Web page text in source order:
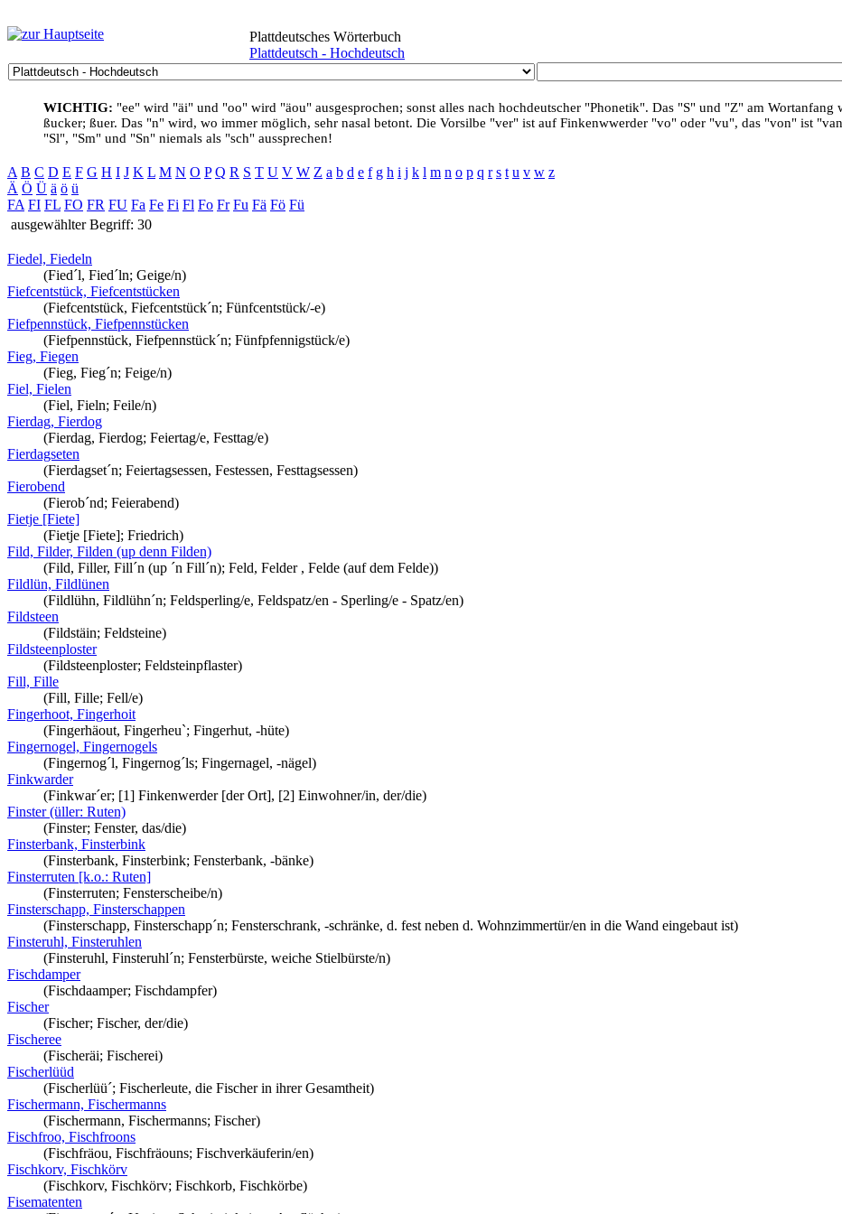
Plattdeutsches Wörterbuch
Plattdeutsch - Hochdeutsch
WICHTIG: "ee" wird "äi" und "oo" wird "äou" ausgesprochen; sonst alles nach hochdeutscher "Phonetik". Das "S" und "Z" am Wortanfang
ßucker; ßuer. Das "n" wird, wo immer möglich, sehr nasal betont. Die Vorsilbe "ver" ist auf Finkenwwerder "vo" oder "vu", das "von" ist
"Sl", "Sm" und "Sn" niemals als "sch" aussprechen!
A B C D E F G H I J K L M N O P Q R S T U V W Z a b d e f g h i j k l m n o p q r s t u v w z
Ä Ö Ü ä ö ü
FA FI FL FO FR FU Fa Fe Fi Fl Fo Fr Fu Fä Fö Fü
ausgewählter Begriff: 30
Fiedel, Fiedeln
(Fied´l, Fied´ln; Geige/n)
Fiefcentstück, Fiefcentstücken
(Fiefcentstück, Fiefcentstück´n; Fünfcentstück/-e)
Fiefpennstück, Fiefpennstücken
(Fiefpennstück, Fiefpennstück´n; Fünfpfennigstück/e)
Fieg, Fiegen
(Fieg, Fieg´n; Feige/n)
Fiel, Fielen
(Fiel, Fieln; Feile/n)
Fierdag, Fierdog
(Fierdag, Fierdog; Feiertag/e, Festtag/e)
Fierdagseten
(Fierdagset´n; Feiertagsessen, Festessen, Festtagsessen)
Fierobend
(Fierob´nd; Feierabend)
Fietje [Fiete]
(Fietje [Fiete]; Friedrich)
Fild, Filder, Filden (up denn Filden)
(Fild, Filler, Fill´n (up ´n Fill´n); Feld, Felder , Felde (auf dem Felde))
Fildlün, Fildlünen
(Fildlühn, Fildlühn´n; Feldsperling/e, Feldspatz/en - Sperling/e - Spatz/en)
Fildsteen
(Fildstäin; Feldsteine)
Fildsteenploster
(Fildsteenploster; Feldsteinpflaster)
Fill, Fille
(Fill, Fille; Fell/e)
Fingerhoot, Fingerhoit
(Fingerhäout, Fingerheu`; Fingerhut, -hüte)
Fingernogel, Fingernogels
(Fingernog´l, Fingernog´ls; Fingernagel, -nägel)
Finkwarder
(Finkwar´er; [1] Finkenwerder [der Ort], [2] Einwohner/in, der/die)
Finster (üller: Ruten)
(Finster; Fenster, das/die)
Finsterbank, Finsterbink
(Finsterbank, Finsterbink; Fensterbank, -bänke)
Finsterruten [k.o.: Ruten]
(Finsterruten; Fensterscheibe/n)
Finsterschapp, Finsterschappen
(Finsterschapp, Finsterschapp´n; Fensterschrank, -schränke, d. fest neben d. Wohnzimmertür/en in die Wand eingebaut ist)
Finsteruhl, Finsteruhlen
(Finsteruhl, Finsteruhl´n; Fensterbürste, weiche Stielbürste/n)
Fischdamper
(Fischdaamper; Fischdampfer)
Fischer
(Fischer; Fischer, der/die)
Fischeree
(Fischeräi; Fischerei)
Fischerlüüd
(Fischerlüü´; Fischerleute, die Fischer in ihrer Gesamtheit)
Fischermann, Fischermanns
(Fischermann, Fischermanns; Fischer)
Fischfroo, Fischfroons
(Fischfräou, Fischfräouns; Fischverkäuferin/en)
Fischkorv, Fischkörv
(Fischkorv, Fischkörv; Fischkorb, Fischkörbe)
Fisematenten